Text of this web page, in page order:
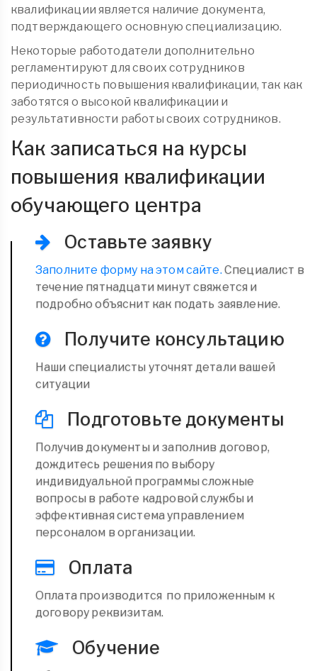
квалификации является наличие документа,
подтверждающего основную специализацию.
Некоторые работодатели дополнительно
регламентируют для своих сотрудников
периодичность повышения квалификации, так как
заботятся о высокой квалификации и
результативности работы своих сотрудников.
Как записаться на курсы
повышения квалификации
обучающего центра
Оставьте заявку
Заполните форму на этом сайте. Специалист в
течение пятнадцати минут свяжется и
подробно объяснит как подать заявление.
Получите консультацию
Наши специалисты уточнят детали вашей
ситуации
Подготовьте документы
Получив документы и заполнив договор,
дождитесь решения по выбору
индивидуальной программы сложные
вопросы в работе кадровой службы и
эффективная система управлением
персоналом в организации.
Оплата
Оплата производится по приложенным к
договору реквизитам.
Обучение